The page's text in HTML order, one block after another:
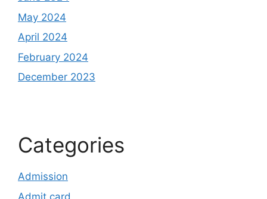
May 2024
April 2024
February 2024
December 2023
Categories
Admission
Admit card